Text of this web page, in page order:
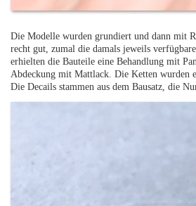
Die Modelle wurden grundiert und dann mit
recht gut, zumal die damals jeweils
erhielten die Bauteile eine Behandlung mit
Abdeckung mit Mattlack. Die Ketten wurden
Die Decails stammen aus dem Bausatz, die